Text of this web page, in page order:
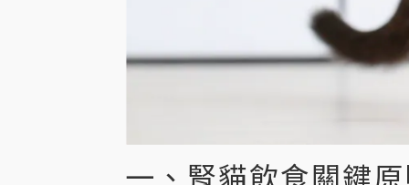
一、腎貓飲食關鍵